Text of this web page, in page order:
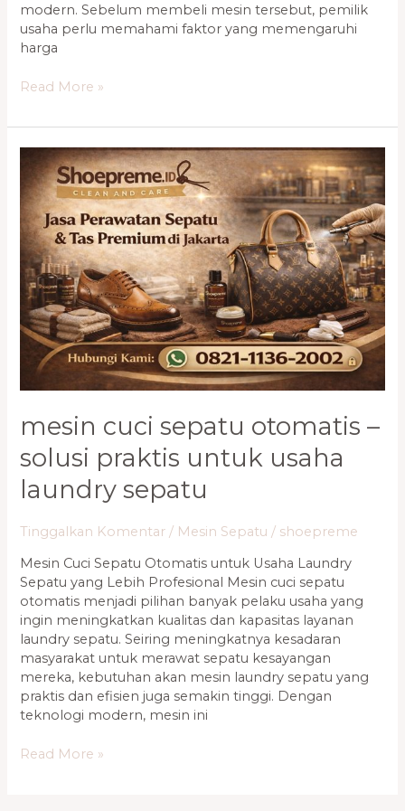
modern. Sebelum membeli mesin tersebut, pemilik
usaha perlu memahami faktor yang memengaruhi
harga
Read More »
mesin cuci sepatu otomatis –
solusi praktis untuk usaha
laundry sepatu
Tinggalkan Komentar / Mesin Sepatu / shoepreme
Mesin Cuci Sepatu Otomatis untuk Usaha Laundry
Sepatu yang Lebih Profesional Mesin cuci sepatu
otomatis menjadi pilihan banyak pelaku usaha yang
ingin meningkatkan kualitas dan kapasitas layanan
laundry sepatu. Seiring meningkatnya kesadaran
masyarakat untuk merawat sepatu kesayangan
mereka, kebutuhan akan mesin laundry sepatu yang
praktis dan efisien juga semakin tinggi. Dengan
teknologi modern, mesin ini
Mesin
Cuci
Sepatu
Otomatis
–
Solusi
Praktis
untuk
Usaha
Laundry
Sepatu
Read More »